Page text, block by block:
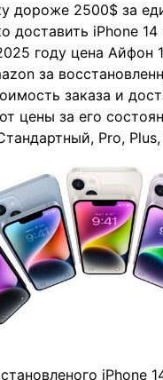
дороже 2500$ за
доставить iPhone
году цена Айфон
за
заказа и
цены за его
Pro,
iPhone